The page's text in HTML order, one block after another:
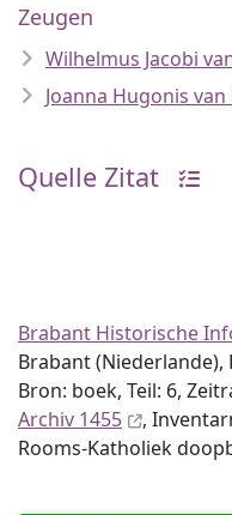
Zeugen
Wilhelmus Jacobi
Joanna Hugonis van
Quelle Zitat
Brabant Historische
Brabant
Bron: boek, Teil: 6,
Archiv 1455
,
Rooms-Katholiek